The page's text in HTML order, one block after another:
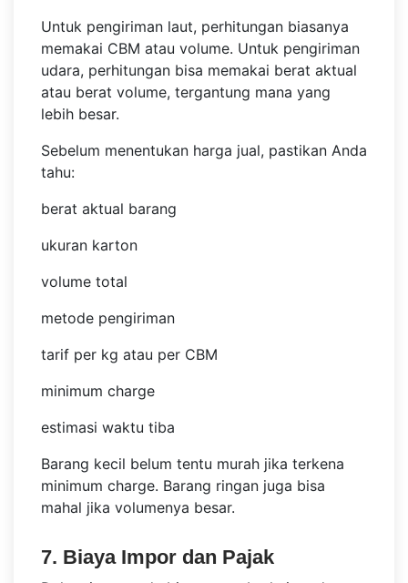
Untuk pengiriman laut, perhitungan biasanya
memakai CBM atau volume. Untuk pengiriman
udara, perhitungan bisa memakai berat aktual
atau berat volume, tergantung mana yang
lebih besar.
Sebelum menentukan harga jual, pastikan Anda
tahu:
berat aktual barang
ukuran karton
volume total
metode pengiriman
tarif per kg atau per CBM
minimum charge
estimasi waktu tiba
Barang kecil belum tentu murah jika terkena
minimum charge. Barang ringan juga bisa
mahal jika volumenya besar.
7. Biaya Impor dan Pajak